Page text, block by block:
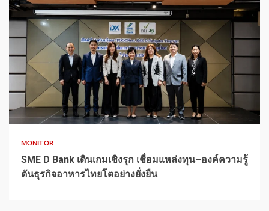
1 min read
MONITOR
SME D Bank เดินเกมเชิงรุก เชื่อมแหล่งทุน–องค์ความรู้
ดันธุรกิจอาหารไทยโตอย่างยั่งยืน